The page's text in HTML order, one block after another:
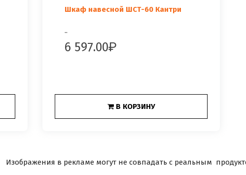
Шкаф навесной ШСТ-60 Кантри
..
6 597.00
В КОРЗИНУ
Изображения в рекламе могут не совпадать с реальным